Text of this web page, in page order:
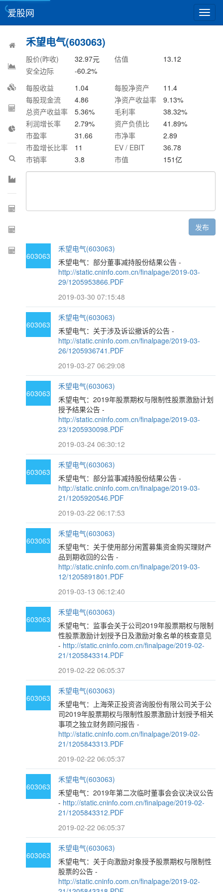
切
换
爱股网
禾望电气(603063)
股价(昨收) 32.97元 估值
13.12
安全边际
-60.2%
每股收益
1.04 每股净资产
11.4
每股现金流
4.86 净资产收益率 9.13%
总资产收益率
5.36% 毛利率 38.32%
利润增长率
2.79% 资产负债比 41.89%
市盈率
31.66 市净率
2.89
市盈增长比率
11 EV / EBIT
36.78
市销率
3.8 市值 151亿
发布
603063
禾望电气(603063)
禾望电气：部分董事减持股份结果公告 -
http://static.cninfo.com.cn/finalpage/2019-03-
29/1205953866.PDF
2019-03-30 07:15:48
603063
禾望电气(603063)
禾望电气：关于涉及诉讼撤诉的公告 -
http://static.cninfo.com.cn/finalpage/2019-03-
26/1205936741.PDF
2019-03-27 06:29:08
603063
禾望电气(603063)
禾望电气：2019年股票期权与限制性股票激励计划
授予结果公告 -
http://static.cninfo.com.cn/finalpage/2019-03-
23/1205930098.PDF
2019-03-24 06:30:12
603063
禾望电气(603063)
禾望电气：部分监事减持股份结果公告 -
http://static.cninfo.com.cn/finalpage/2019-03-
21/1205920546.PDF
2019-03-22 06:17:53
603063
禾望电气(603063)
禾望电气：关于使用部分闲置募集资金购买理财产
品到期收回的公告 -
http://static.cninfo.com.cn/finalpage/2019-03-
12/1205891801.PDF
2019-03-13 06:12:40
603063
禾望电气(603063)
禾望电气：监事会关于公司2019年股票期权与限制
性股票激励计划授予日及激励对象名单的核查意见
- http://static.cninfo.com.cn/finalpage/2019-02-
21/1205843314.PDF
2019-02-22 06:05:37
603063
禾望电气(603063)
禾望电气：上海荣正投资咨询股份有限公司关于公
司2019年股票期权与限制性股票激励计划授予相关
事项之独立财务顾问报告 -
http://static.cninfo.com.cn/finalpage/2019-02-
21/1205843313.PDF
2019-02-22 06:05:37
603063
禾望电气(603063)
禾望电气：2019年第二次临时董事会会议决议公告
- http://static.cninfo.com.cn/finalpage/2019-02-
21/1205843312.PDF
2019-02-22 06:05:37
603063
禾望电气(603063)
禾望电气：关于向激励对象授予股票期权与限制性
股票的公告 -
http://static.cninfo.com.cn/finalpage/2019-02-